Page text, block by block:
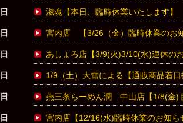
滋魂【本日、臨時休業いたします】
宮内店 【3/26（金）臨時休業のお
あしょろ店【3/9(火)3/10(水)連休の
1/9（土）大雪による【通販商品着
燕三条らーめん潤 中山店【1/8(金)
宮内店【12/16(水)臨時休業のお知ら